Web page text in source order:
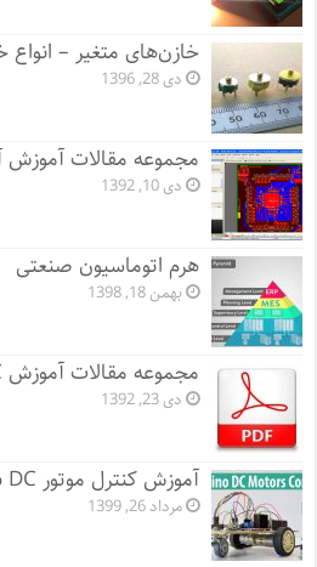
خازن‌های متغیر – انواع
دی 28, 1396
مجموعه مقالات آموزش
دی 10, 1392
هرم اتوماسیون صنعتی
بهمن 18, 1398
مجموعه مقالات آموزش PLC
دی 23, 1392
آموزش کنترل موتور DC با آردوینو
مرداد 26, 1399